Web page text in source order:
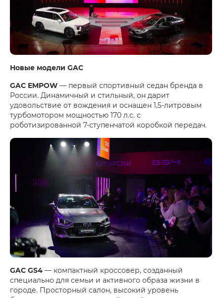
Новые модели GAC
GAC EMPOW — первый спортивный седан бренда в
России. Динамичный и стильный, он дарит
удовольствие от вождения и оснащен 1,5-литровым
турбомотором мощностью 170 л.с. с
роботизированной 7-ступенчатой коробкой передач.
GAC GS4 — компактный кроссовер, созданный
специально для семьи и активного образа жизни в
городе. Просторный салон, высокий уровень